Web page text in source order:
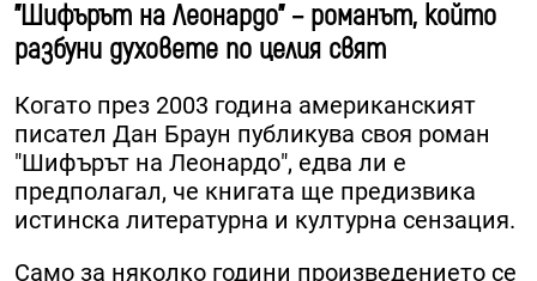
"Шифърът на Леонардо" – романът, който
разбуни духовете по целия свят
Когато през 2003 година американският
писател Дан Браун публикува своя роман
"Шифърът на Леонардо", едва ли е
предполагал, че книгата ще предизвика
истинска литературна и културна сензация.
Само за няколко години произведението се